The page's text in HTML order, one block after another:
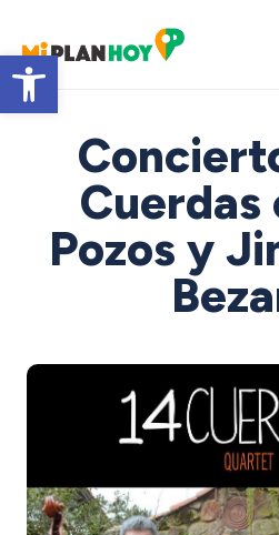
Abrir barra de herramientas
Cuerdas
Pozos y